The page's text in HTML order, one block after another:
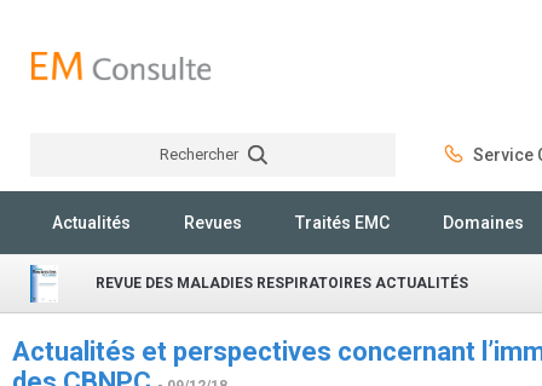
Rechercher Service
Actualités Revues Traités EMC Domaines
REVUE DES MALADIES RESPIRATOIRES ACTUALITÉS
Actualités et perspectives concernant